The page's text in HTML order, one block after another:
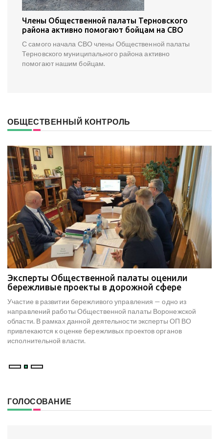
Члены Общественной палаты Терновского
района активно помогают бойцам на СВО
С самого начала СВО члены Общественной палаты
Терновского муниципального района активно
помогают нашим бойцам.
ОБЩЕСТВЕННЫЙ КОНТРОЛЬ
Эксперты Общественной палаты оценили
бережливые проекты в дорожной сфере
Участие в развитии бережливого управления — одно из
направлений работы Общественной палаты Воронежской
области. В рамках данной деятельности эксперты ОП ВО
привлекаются к оценке бережливых проектов органов
исполнительной власти.
ГОЛОСОВАНИЕ